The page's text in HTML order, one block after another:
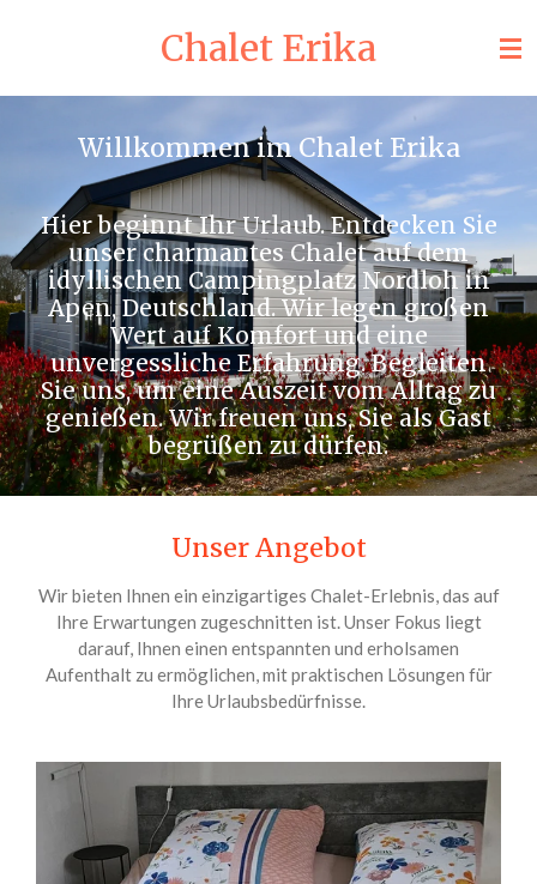
Chalet Erika
Willkommen im Chalet Erika
Hier beginnt Ihr Urlaub. Entdecken Sie
unser charmantes Chalet auf dem
idyllischen Campingplatz Nordloh in
Apen, Deutschland. Wir legen großen
Wert auf Komfort und eine
unvergessliche Erfahrung. Begleiten
Sie uns, um eine Auszeit vom Alltag zu
genießen. Wir freuen uns, Sie als Gast
begrüßen zu dürfen.
Unser Angebot
Wir bieten Ihnen ein einzigartiges Chalet-Erlebnis, das auf
Ihre Erwartungen zugeschnitten ist. Unser Fokus liegt
darauf, Ihnen einen entspannten und erholsamen
Aufenthalt zu ermöglichen, mit praktischen Lösungen für
Ihre Urlaubsbedürfnisse.